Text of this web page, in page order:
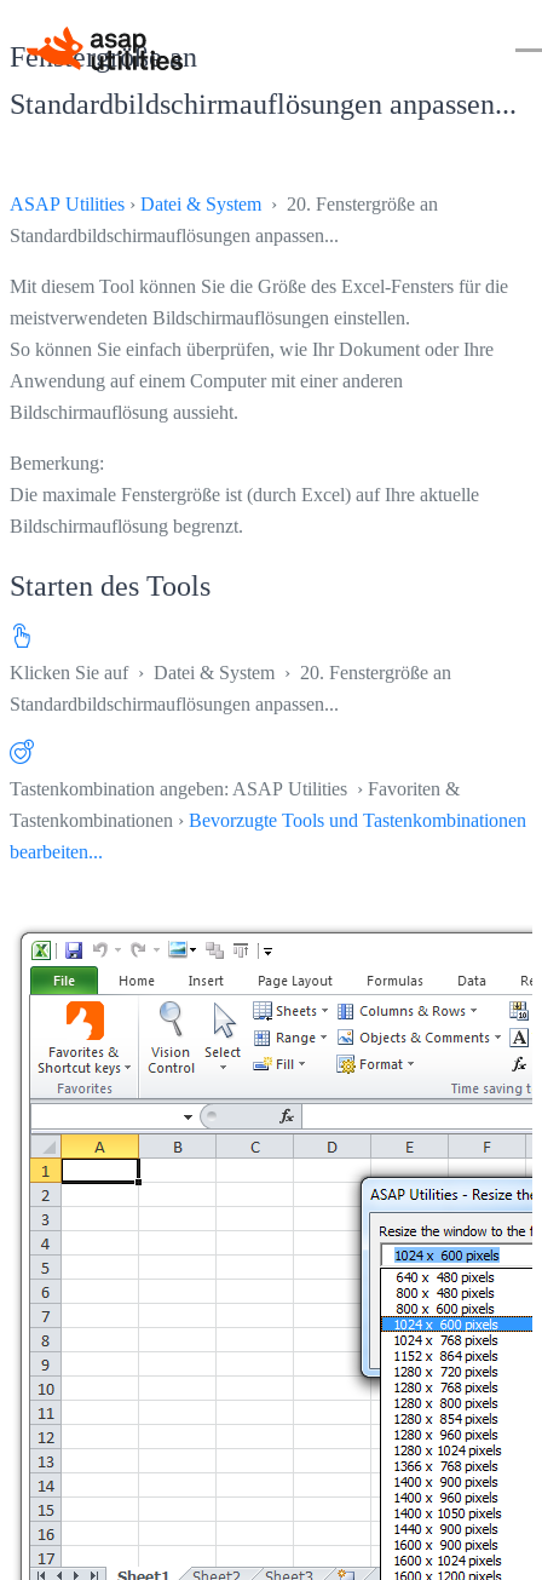
Fenstergröße an
Standardbildschirmauflösungen anpassen...
ASAP Utilities › Datei & System › 20. Fenstergröße an
Standardbildschirmauflösungen anpassen...
Mit diesem Tool können Sie die Größe des Excel-Fensters für die
meistverwendeten Bildschirmauflösungen einstellen.
So können Sie einfach überprüfen, wie Ihr Dokument oder Ihre
Anwendung auf einem Computer mit einer anderen
Bildschirmauflösung aussieht.
Bemerkung:
Die maximale Fenstergröße ist (durch Excel) auf Ihre aktuelle
Bildschirmauflösung begrenzt.
Starten des Tools
Klicken Sie auf › Datei & System › 20. Fenstergröße an
Standardbildschirmauflösungen anpassen...
Tastenkombination angeben: ASAP Utilities › Favoriten &
Tastenkombinationen › Bevorzugte Tools und Tastenkombinationen
bearbeiten...